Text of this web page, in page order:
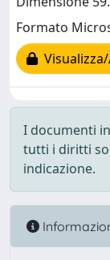
Formato
I documenti
tutti i diritti
indicazione.